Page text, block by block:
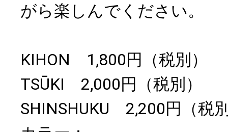
がら楽しんでください。
KIHON 1,800円（税別）
TSŪKI 2,000円（税別）
SHINSHUKU 2,200円（税